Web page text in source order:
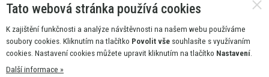
Tato webová stránka používá cookies
K zajištění funkčnosti a analýze návštěvnosti na našem webu používáme
soubory cookies. Kliknutím na tlačítko Povolit vše souhlasíte s využívaním
cookies. Nastavení cookies můžete upravit kliknutím na tlačítko Nastavení
Další informace »